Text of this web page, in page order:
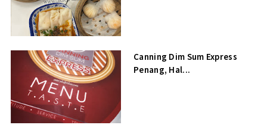
Canning Dim Sum Express
Penang, Hal...